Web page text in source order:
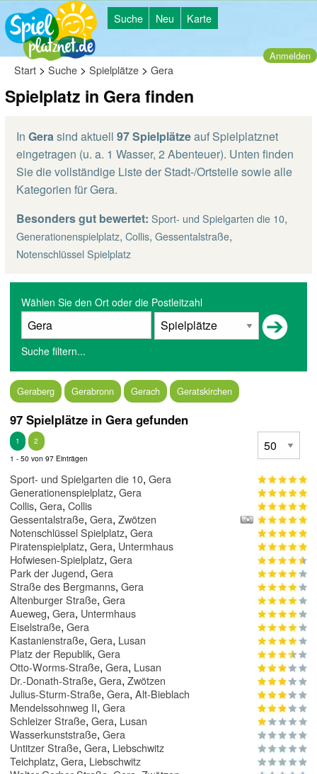
Suche Neu Karte
Anmelden
Start > Suche > Spielplätze > Gera
Spielplatz in Gera finden
In Gerasind aktuell 97 Spielplätzeauf Spielplatznet
eingetragen (u. a. 1 Wasser, 2 Abenteuer). Unten finden
Sie die vollständige Liste der Stadt-/Ortsteile sowie alle
Kategorien für Gera.
Besonders gut bewertet: Sport- und Spielgarten die 10,
Generationenspielplatz, Collis, Gessentalstraße,
Notenschlüssel Spielplatz
Wählen Sie den Ort oder die Postleitzahl
Suche filtern...
Geraberg Gerabronn Gerach Geratskirchen
97 Spielplätze in Gera gefunden
1
2
1 - 50 von 97 Einträgen
Sport- und Spielgarten die 10, Gera
Generationenspielplatz, Gera
Collis, Gera, Collis
Gessentalstraße, Gera, Zwötzen
Notenschlüssel Spielplatz, Gera
Piratenspielplatz, Gera, Untermhaus
Hofwiesen-Spielplatz, Gera
Park der Jugend, Gera
Straße des Bergmanns, Gera
Altenburger Straße, Gera
Aueweg, Gera, Untermhaus
Eiselstraße, Gera
Kastanienstraße, Gera, Lusan
Platz der Republik, Gera
Otto-Worms-Straße, Gera, Lusan
Dr.-Donath-Straße, Gera, Zwötzen
Julius-Sturm-Straße, Gera, Alt-Bieblach
Mendelssohnweg II, Gera
Schleizer Straße, Gera, Lusan
Wasserkunststraße, Gera
Untitzer Straße, Gera, Liebschwitz
Teichplatz, Gera, Liebschwitz